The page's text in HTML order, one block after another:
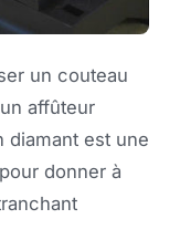
un couteau
affûteur
diamant est une
donner à